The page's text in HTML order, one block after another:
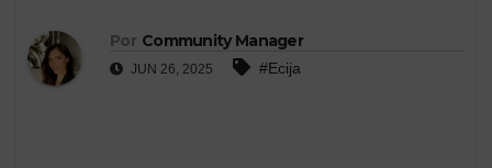
Por Community Manager
JUN 26, 2025 #Ecija